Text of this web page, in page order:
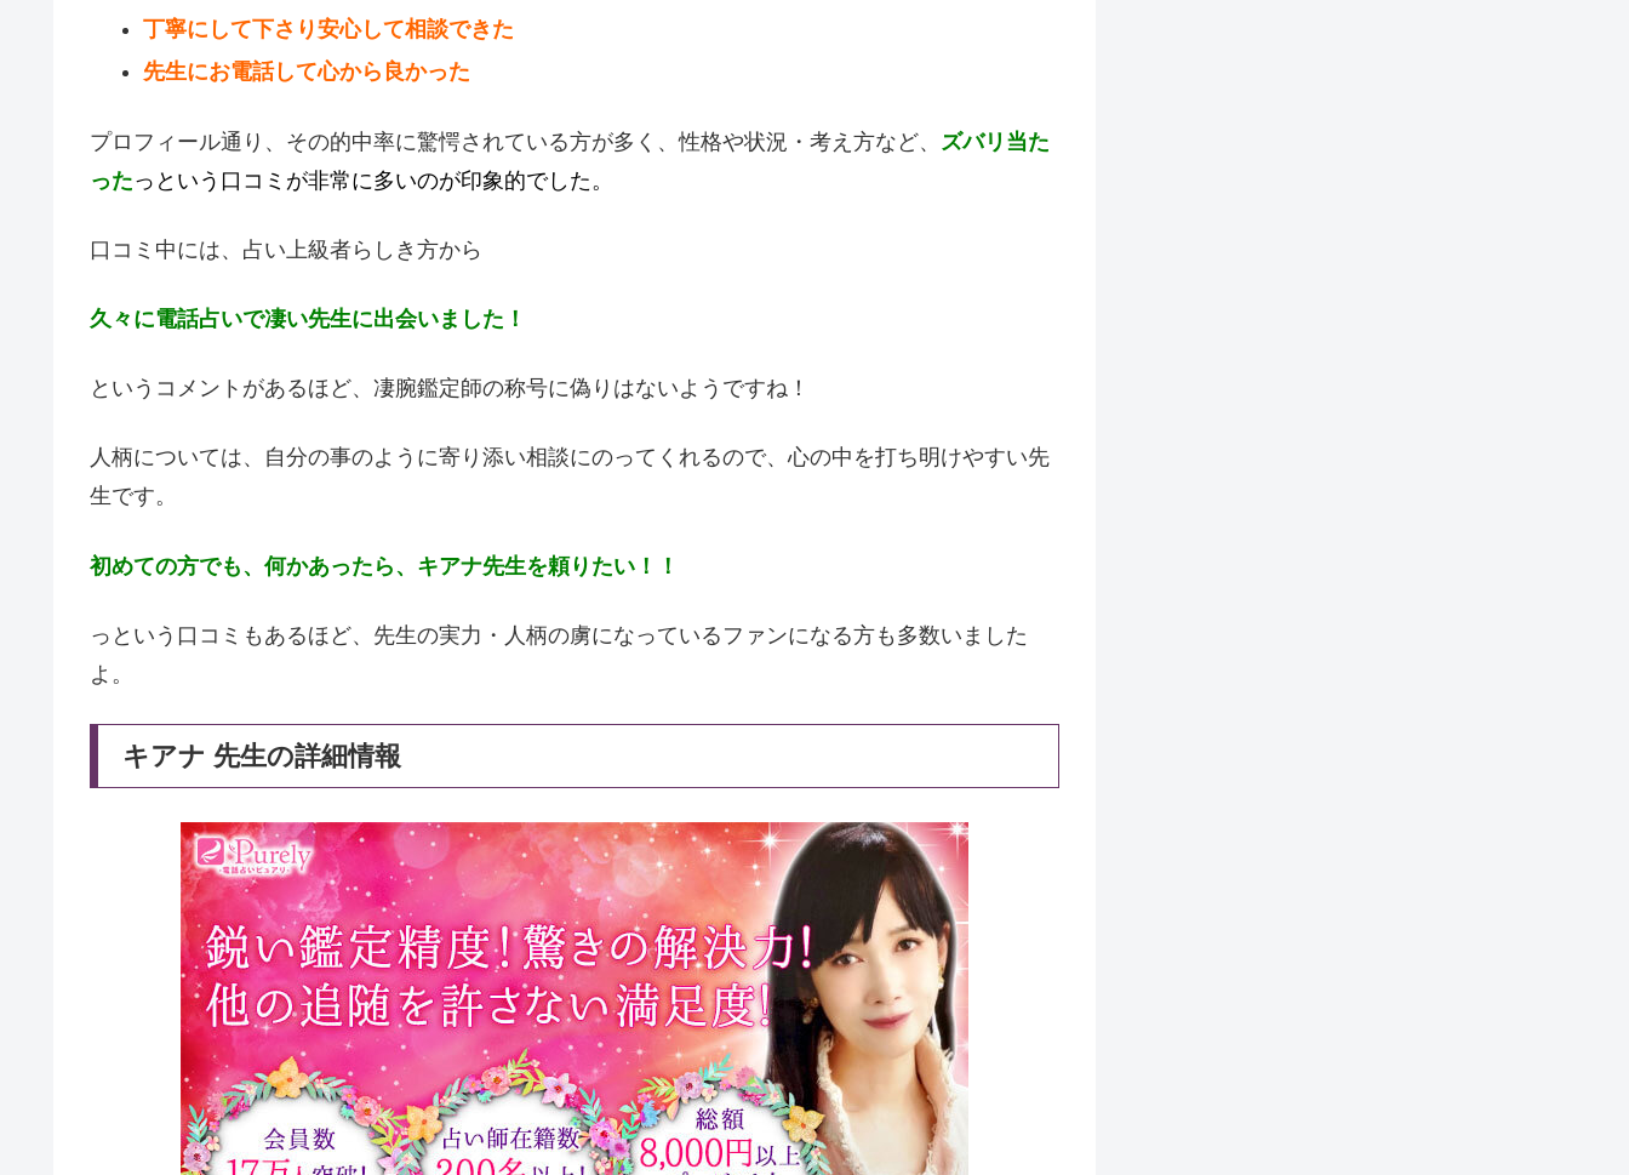
丁寧にして下さり安心して相談できた
先生にお電話して心から良かった
プロフィール通り、その的中率に驚愕されている方が多く、性格や状況・考え方など、
ズバリ当た
ったっという口コミが非常に多いのが印象的でした。
口コミ中には、占い上級者らしき方から
久々に電話占いで凄い先生に出会いました！
というコメントがあるほど、凄腕鑑定師の称号に偽りはないようですね！
人柄については、自分の事のように寄り添い相談にのってくれるので、心の中を打ち明けやすい先
生です。
初めての方でも、何かあったら、キアナ先生を頼りたい！！
っという口コミもあるほど、先生の実力・人柄の虜になっているファンになる方も多数いました
よ。
キアナ 先生の詳細情報